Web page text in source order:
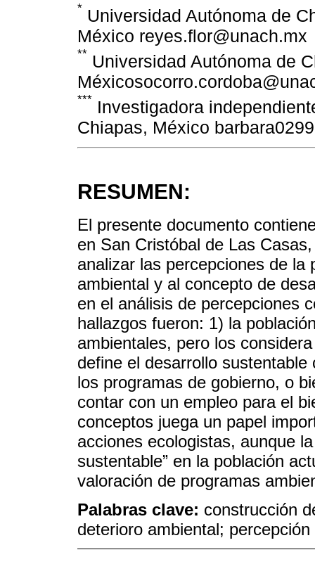
* Universidad Autónoma de
México reyes.flor@unach.mx
** Universidad Autónoma de
*** Investigadora
Chiapas, México
RESUMEN:
El presente documento
en San Cristóbal de Las
analizar las percepciones de la
ambiental y al concepto de
en el análisis de percepciones
hallazgos fueron: 1) la
ambientales, pero los
define el desarrollo sustentable
los programas de gobierno, o
contar con un empleo para el
conceptos juega un papel
acciones ecologistas, aunque
sustentable” en la población
valoración de programas
Palabras clave: construcción
deterioro ambiental; percepción